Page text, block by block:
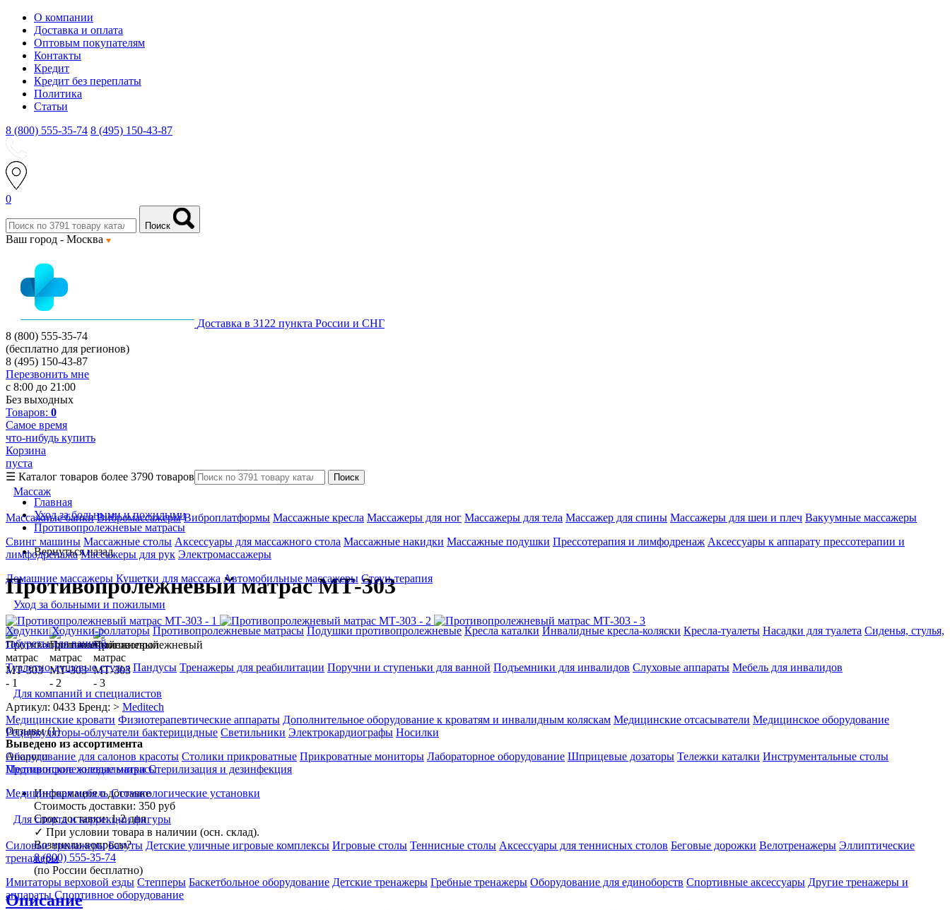
О компании
Доставка и оплата
Оптовым покупателям
Контакты
Кредит
Кредит без переплаты
Политика
Статьи
8 (800) 555-35-74 8 (495) 150-43-87
0
Поиск
Ваш город - Москва
Доставка в 3122 пункта России и СНГ
8 (800) 555-35-74
(бесплатно для регионов)
8 (495) 150-43-87
Перезвонить мне
с 8:00 до 21:00
Без выходных
Товаров: 0
Самое время
что-нибудь купить
Корзина
пуста
☰ Каталог товаров более 3790 товаров
Массаж
Массажные банки Вибромассажеры Виброплатформы Массажные кресла Массажеры для ног Массажеры для тела Массажер для спины Массажеры для шеи и плеч Вакуумные массажеры
Свинг машины Массажные столы Аксессуары для массажного стола Массажные накидки Массажные подушки Прессотерапия и лимфодренаж Аксессуары к аппарату прессотерапии и
лимфодренажа Массажеры для рук Электромассажеры
Домашние массажеры Кушетки для массажа Автомобильные массажеры Стоун-терапия
Уход за больными и пожилыми
ХодункиХодунки-роллаторы Противопролежневые матрасы Подушки противопролежневые Кресла каталки Инвалидные кресла-коляски Кресла-туалеты Насадки для туалета Сиденья, стулья,
табуреты для ванной
Туалетно-душевые стулья Пандусы Тренажеры для реабилитации Поручни и ступеньки для ванной Подъемники для инвалидов Слуховые аппараты Мебель для инвалидов
Для компаний и специалистов
Медицинские кровати Физиотерапевтические аппараты Дополнительное оборудование к кроватям и инвалидным коляскам Медицинские отсасыватели Медицинское оборудование
Рециркуляторы-облучатели бактерицидные Светильники Электрокардиографы Носилки
Оборудование для салонов красоты Столики прикроватные Прикроватные мониторы Лабораторное оборудование Шприцевые дозаторы Тележки каталки Инструментальные столы
Медицинские холодильники Стерилизация и дезинфекция
Медицинская мебель Стоматологические установки
Для спорта и коррекции фигуры
Силовые тренажеры Батуты Детские уличные игровые комплексы Игровые столы Теннисные столы Аксессуары для теннисных столов Беговые дорожки Велотренажеры Эллиптические
тренажеры
Имитаторы верховой езды Степперы Баскетбольное оборудование Детские тренажеры Гребные тренажеры Оборудование для единоборств Спортивные аксессуары Другие тренажеры и
аппараты Спортивное оборудование
Поиск
Главная
Уход за больными и пожилыми
Противопролежневые матрасы
Вернуться назад
Противопролежневый матрас MТ-303
Артикул: 0433 Бренд: > Meditech
Отзывы (1)
Выведено из ассортимента
Аналоги
Противопролежневые матрасы
Информация о доставке
Стоимость доставки: 350 руб
Срок доставки: 1-2 дня
✓ При условии товара в наличии (осн. склад).
Возникли вопросы?
8 (800) 555-35-74
(по России бесплатно)
Описание